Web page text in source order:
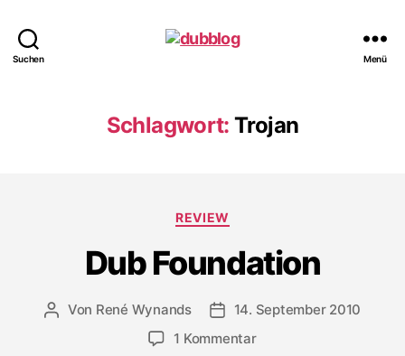
Suchen Menü
Schlagwort: Trojan
Kategorien
REVIEW
Dub Foundation
Beitragsautor
Von René Wynands Veröffentlichungsdatum
14. September 2010
1 Kommentarzu